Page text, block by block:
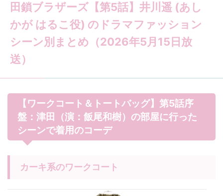
田鎖ブラザーズ【第5話】井川遥 (あし
かが はるこ役) のドラマファッション
シーン別まとめ（2026年5月15日放
送）
【ワークコート＆トートバッグ】第5話序
盤：津田（演：飯尾和樹）の部屋に行った
シーンで着用のコーデ
カーキ系のワークコート